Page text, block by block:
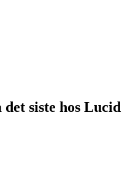
siste hos Lucid